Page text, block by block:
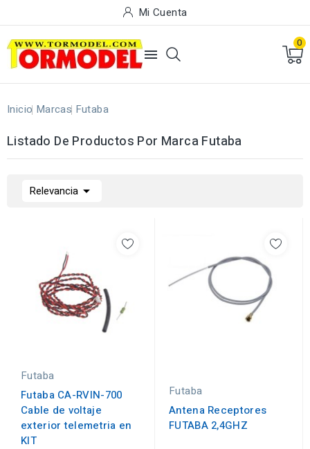
Mi Cuenta

0
Inicio Marcas Futaba
Listado De Productos Por Marca Futaba
Relevancia 
Futaba
Futaba CA-RVIN-700
Cable de voltaje
exterior telemetria en
KIT
Futaba
Antena Receptores
FUTABA 2,4GHZ